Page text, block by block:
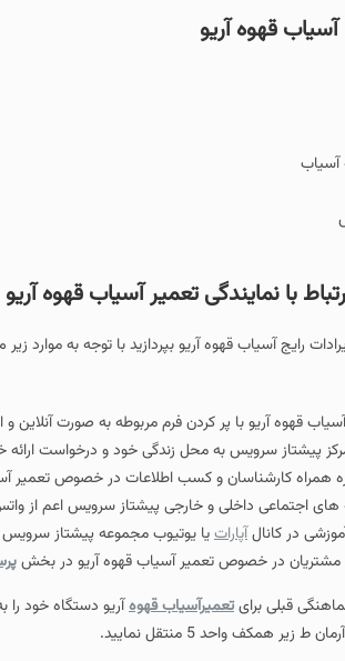
قهوه آریو
با نمایندگی تعمیر آسیاب قهوه
رایج آسیاب قهوه آریو بپردازید با توجه به موارد
قهوه آریو با پر کردن فرم مربوطه به صورت آنلاین
مرکز پیشتاز سرویس به محل زندگی خود و درخواست ارائه
همراه کارشناسان و کسب اطلاعات در خصوص تعمیر
های اجتماعی داخلی و خارجی پیشتاز سرویس اعم از واتس
در کانالآپاراتیا یوتیوب مجموعه پیشتاز
مشتریان در خصوص تعمیر آسیاب قهوه آریو در بخش
قبلی برایتعمیرآسیاب قهوهآریو دستگاه خود را
همکف واحد 5 منتقل نمایید.